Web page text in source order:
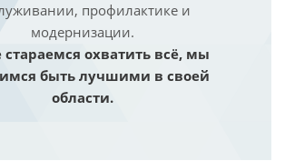
профилактике и
модернизации.
охватить всё, мы
быть лучшими в своей
области.